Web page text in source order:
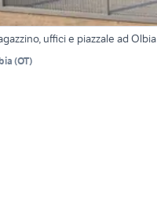
uffici e piazzale ad Olbia
(OT)